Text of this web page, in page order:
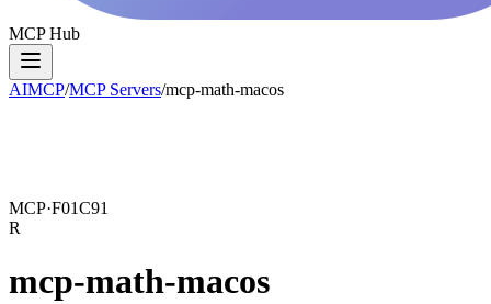
MCP Hub
AIMCP/MCP Servers/mcp-math-macos
MCP·F01C91
R
mcp-math-macos